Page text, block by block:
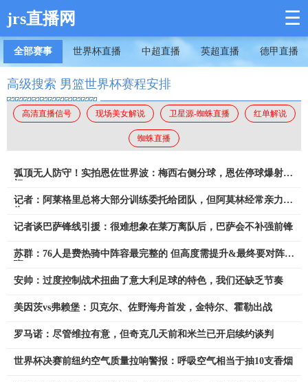
jrs直播网 ☰
全部赛事 世界杯直播 中超直播 英超直播 德甲直播
高级搜索 男篮世界杯赛程安排
高清直播信号 现场美女解说 卫星源-蜘蛛直播 红单解说
蜘蛛直播
弧顶无人防守！实拍恩佐世界波：梅西右侧分球，恩佐停球爆射破
记者：阿莱格里总将大部分训练委托给团队，但阿莫林经常亲力亲
记者谈巴萨锋线引援：很难想象在莱万离队后，巴萨会不补强前锋
苏群：76人是费热骑中阵容最完整的 但高度需提升&最终要对阵文
安帅：过度控制战术扭曲了意大利足球的特色，我们还缺乏节奏
美因茨vs弗赖堡：贝克尔、佐野海舟首发，金特尔、霍勒出战
罗马诺：尽管维拉有意，但奇克几天前和米兰已开启续约谈判
世界杯决赛前纽约空气质量拉响警报：呼吸空气相当于抽10支香烟